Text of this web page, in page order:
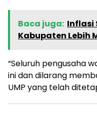
Baca juga: Inflasi
Kabupaten Lebih
“Seluruh pengusaha
ini dan dilarang
UMP yang telah